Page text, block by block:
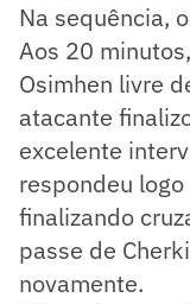
Na sequência,
Aos 20
Osimhen livre
atacante
excelente
respondeu
finalizando
passe de
novamente.